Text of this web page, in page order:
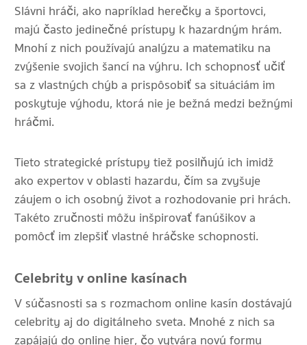
Slávni hráči, ako napríklad herečky a športovci,
majú často jedinečné prístupy k hazardným hrám.
Mnohí z nich používajú analýzu a matematiku na
zvýšenie svojich šancí na výhru. Ich schopnosť učiť
sa z vlastných chýb a prispôsobiť sa situáciám im
poskytuje výhodu, ktorá nie je bežná medzi bežnými
hráčmi.
Tieto strategické prístupy tiež posilňujú ich imidž
ako expertov v oblasti hazardu, čím sa zvyšuje
záujem o ich osobný život a rozhodovanie pri hrách.
Takéto zručnosti môžu inšpirovať fanúšikov a
pomôcť im zlepšiť vlastné hráčske schopnosti.
Celebrity v online kasínach
V súčasnosti sa s rozmachom online kasín dostávajú
celebrity aj do digitálneho sveta. Mnohé z nich sa
zapájajú do online hier, čo vytvára novú formu